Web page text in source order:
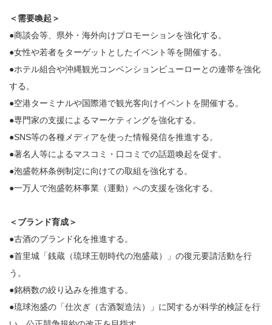
＜需要喚起＞
●商談会等、県外・海外向けプロモーションを強化する。
●女性や若者をターゲットとしたイベント等を開催する。
●ホテル組合や沖縄観光コンベンションビューローとの連帯を強化
する。
●空港ターミナルや国際港で観光客向けイベントを開催する。
●専門家の支援によるマーケティングを強化する。
●SNS等の各種メディアを使った情報発信を推進する。
●著名人等によるマスコミ・口コミでの話題喚起を促す。
●泡盛乾杯条例制定に向けての取組を強化する。
●一万人で泡盛乾杯事業（運動）への支援を強化する。
＜ブランド育成＞
●古酒のブランド化を推進する。
●首里城「銭蔵（琉球王朝時代の泡盛蔵）」の復元要請活動を行
う。
●銘柄数の絞り込みを推進する。
●琉球泡盛の「仕次ぎ（古酒製造法）」に関するが科学的検証を行